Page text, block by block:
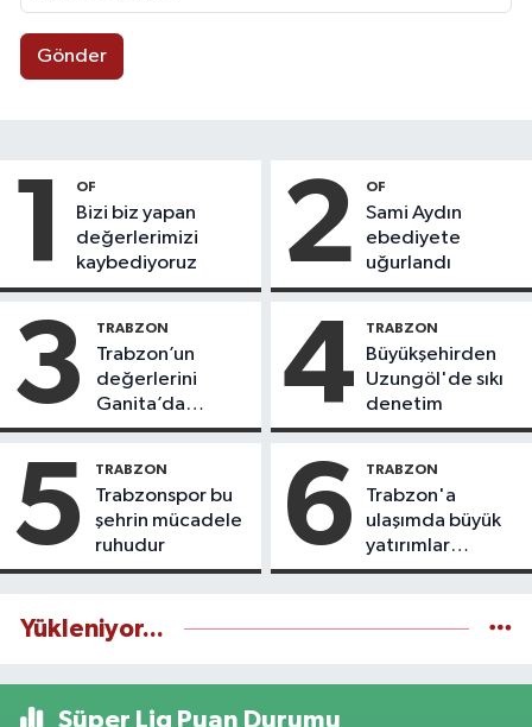
Gönder
1 OF
Bizi biz yapan
değerlerimizi
kaybediyoruz
2 OF
Sami Aydın
ebediyete
uğurlandı
3 TRABZON
Trabzon’un
değerlerini
Ganita’da
yaşatıyoruz
4 TRABZON
Büyükşehirden
Uzungöl'de sıkı
denetim
5 TRABZON
Trabzonspor bu
şehrin mücadele
ruhudur
6 TRABZON
Trabzon'a
ulaşımda büyük
yatırımlar
yapılıyor
Yükleniyor...
Süper Lig Puan Durumu